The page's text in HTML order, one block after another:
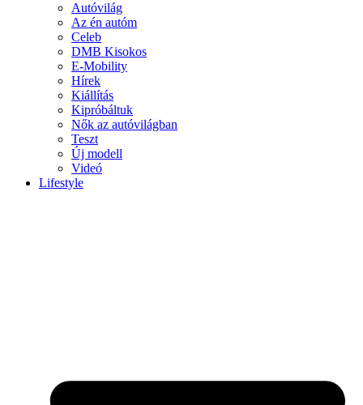
Autóvilág
Az én autóm
Celeb
DMB Kisokos
E-Mobility
Hírek
Kiállítás
Kipróbáltuk
Nők az autóvilágban
Teszt
Új modell
Videó
Lifestyle